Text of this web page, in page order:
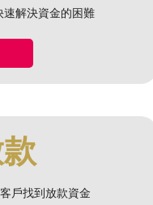
解決資金的困難
戶找到放款資金